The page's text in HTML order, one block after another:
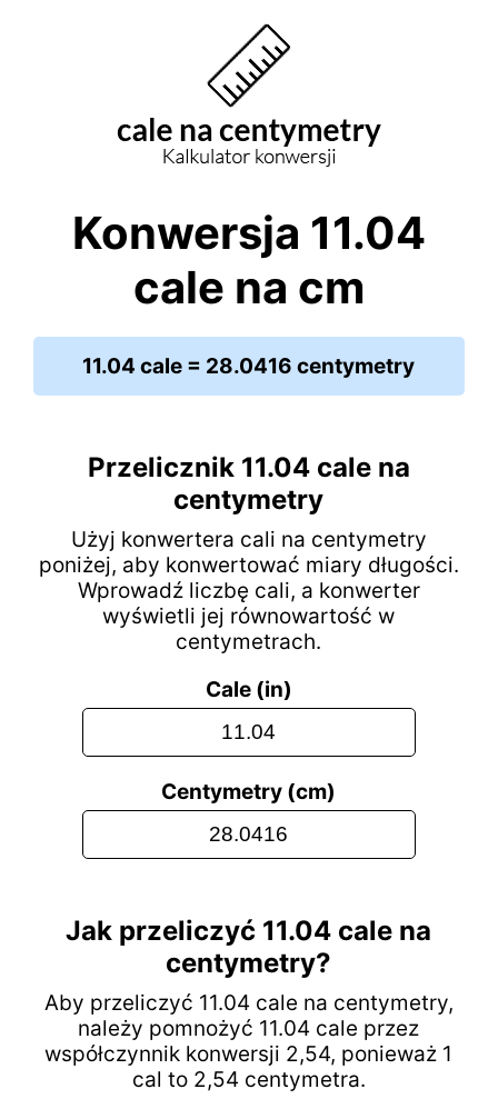
Konwersja 11.04
cale na cm
11.04 cale = 28.0416 centymetry
Przelicznik 11.04 cale na
centymetry
Użyj konwertera cali na centymetry
poniżej, aby konwertować miary długości.
Wprowadź liczbę cali, a konwerter
wyświetli jej równowartość w
centymetrach.
Cale (in)
Centymetry (cm)
Jak przeliczyć 11.04 cale na
centymetry?
Aby przeliczyć 11.04 cale na centymetry,
należy pomnożyć 11.04 cale przez
współczynnik konwersji 2,54, ponieważ 1
cal to 2,54 centymetra.